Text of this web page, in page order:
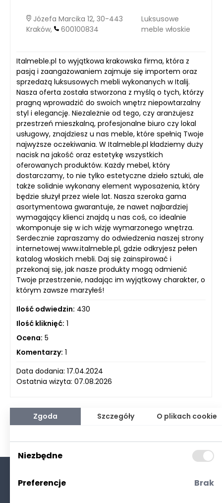
Józefa Marcika 12, 30-443
Kraków,
600100834
Luksusowe
meble włoskie
Italmeble.pl to wyjątkowa krakowska firma, która z
pasją i zaangażowaniem zajmuje się importem oraz
sprzedażą luksusowych mebli wykonanych w Italij.
Nasza oferta została stworzona z myślą o tych, którzy
pragną wprowadzić do swoich wnętrz niepowtarzalny
styl i elegancję. Niezależnie od tego, czy aranżujesz
przestrzeń mieszkalną, profesjonalne biuro czy lokal
usługowy, znajdziesz u nas meble, które spełnią Twoje
najwyższe oczekiwania. W Italmeble.pl kładziemy duży
nacisk na jakość oraz estetykę wszystkich
oferowanych produktów. Każdy mebel, który
dostarczamy, to nie tylko estetyczne dzieło sztuki, ale
także solidnie wykonany element wyposażenia, który
będzie służył przez wiele lat. Nasza szeroka gama
asortymentowa gwarantuje, że nawet najbardziej
wymagający klienci znajdą u nas coś, co idealnie
wkomponuje się w ich wizję wymarzonego wnętrza.
Serdecznie zapraszamy do odwiedzenia naszej strony
internetowej www.italmeble.pl, gdzie odkryjesz pełen
katalog włoskich mebli. Daj się zainspirować i
przekonaj się, jak nasze produkty mogą odmienić
Twoje przestrzenie, nadając im wyjątkowy charakter, o
którym zawsze marzyłeś!
Ilość odwiedzin: 430
Ilość kliknięć: 1
Ocena: 5
Komentarzy: 1
Data dodania: 17.04.2024
Ostatnia wizyta: 07.08.2026
Zgoda Szczegóły O plikach cookie
Niezbędne
Preferencje Brak